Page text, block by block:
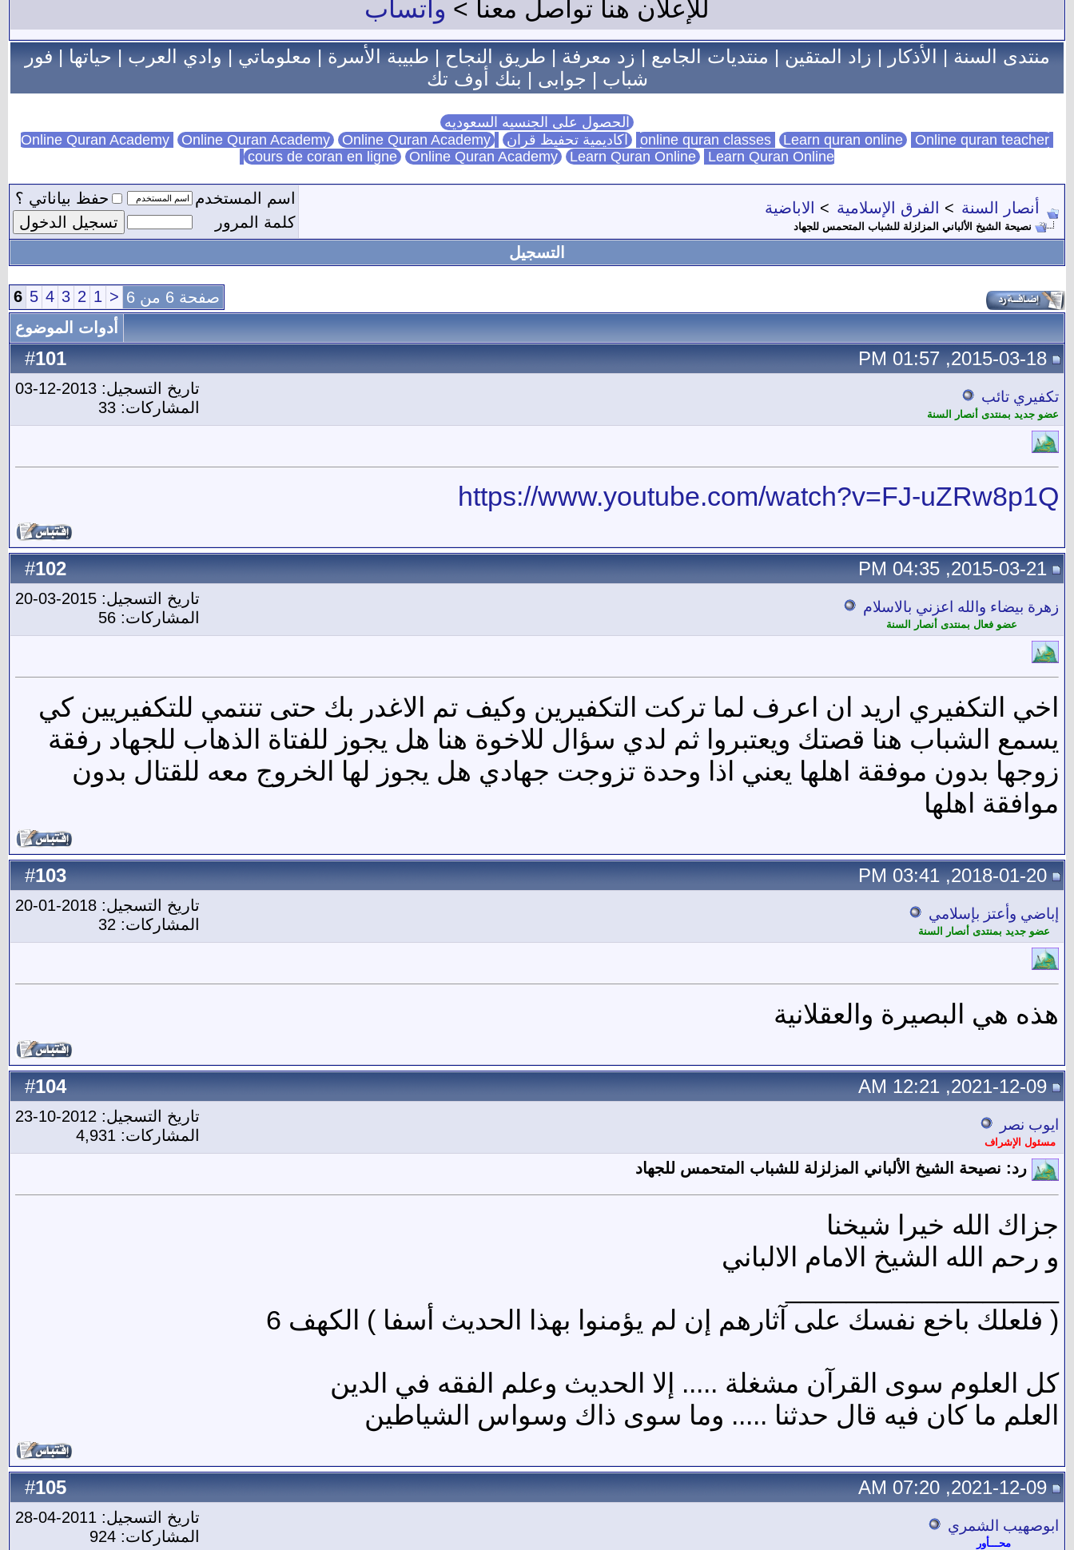
للإعلان هنا تواصل معنا > واتساب
منتدى السنة|الأذكار|زاد المتقين|منتديات الجامع|زد معرفة|طريق النجاح|طبيبة الأسرة|معلوماتي|وادي العرب|حياتها|فور
شباب | جوابى | بنك أوف تك
الحصول على الجنسيه السعوديه
Learn quran online Online quran teacher اكاديمية تحفيظ قران Online Quran Academy Online Quran Academy
cours de coran en ligne Online Quran Academy Learn Quran Online Learn Quran Online
أنصار السنة > الفرق الإسلامية > الاباضية
نصيحة الشيخ الألباني المزلزلة للشباب المتحمس للجهاد
اسم المستخدم
حفظ بياناتي ؟
كلمة المرور
التسجيل
صفحة 6 من 6 <
1
2
3
4
5
6
أدوات الموضوع
#
101 2015-03-18, 01:57 PM
تكفيري تائب
عضو جديد بمنتدى أنصار السنة
تاريخ التسجيل: 2013-12-03
المشاركات: 33
https://www.youtube.com/watch?v=FJ-uZRw8p1Q
#
102 2015-03-21, 04:35 PM
زهرة بيضاء والله اعزني بالاسلام
عضو فعال بمنتدى أنصار السنة
تاريخ التسجيل: 2015-03-20
المشاركات: 56
اخي التكفيري اريد ان اعرف لما تركت التكفيرين وكيف تم الاغدر بك حتى تنتمي للتكفيريين كي
يسمع الشباب هنا قصتك ويعتبروا ثم لدي سؤال للاخوة هنا هل يجوز للفتاة الذهاب للجهاد رفقة
زوجها بدون موفقة اهلها يعني اذا وحدة تزوجت جهادي هل يجوز لها الخروج معه للقتال بدون
موافقة اهلها
#
103 2018-01-20, 03:41 PM
إباضي وأعتز بإسلامي
عضو جديد بمنتدى أنصار السنة
تاريخ التسجيل: 2018-01-20
المشاركات: 32
هذه هي البصيرة والعقلانية
#
104 2021-12-09, 12:21 AM
ايوب نصر
مسئول الإشراف
تاريخ التسجيل: 2012-10-23
المشاركات: 4,931
رد: نصيحة الشيخ الألباني المزلزلة للشباب المتحمس للجهاد
جزاك الله خيرا شيخنا
و رحم الله الشيخ الامام الالباني
( فلعلك باخع نفسك على آثارهم إن لم يؤمنوا بهذا الحديث أسفا ) الكهف 6
كل العلوم سوى القرآن مشغلة ..... إلا الحديث وعلم الفقه في الدين
العلم ما كان فيه قال حدثنا ..... وما سوى ذاك وسواس الشياطين
#
105 2021-12-09, 07:20 AM
ابوصهيب الشمري
محـــأور
تاريخ التسجيل: 2011-04-28
المشاركات: 924